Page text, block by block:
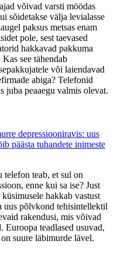
võivad varsti möödas
sõidetakse välja levialasse
paksus metsas enam
pole, sest taevased
hakkavad pakkuma
see tähendab
või laiendavad
abiga? Telefonid
juba peaaegu valmis olevat.
depressiooniravis: uus
päästa tuhandete inimeste
telefon teab, et sul on
enne kui sa ise? Just
küsimusele hakkab vastust
uus põlvkond tehisintellektil
rakendusi, mis võivad
Euroopa teadlased usuvad,
suure läbimurde lävel.